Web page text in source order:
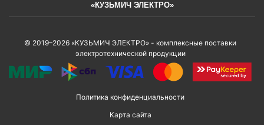
«КУЗЬМИЧ ЭЛЕКТРО»
© 2019–2026 «КУЗЬМИЧ ЭЛЕКТРО» - комплексные поставки
электротехнической продукции
Политика конфиденциальности
Карта сайта